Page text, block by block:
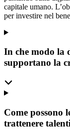
capitale umano.
per investire nel
In che modo la
supportano la
Come possono
trattenere